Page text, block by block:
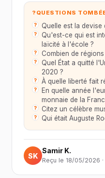
? QUESTIONS
Quelle est la devise
Qu'est-ce qui est
laïcité à l'école ?
Combien de
Quel État a quitté
2020 ?
À quelle liberté fait
En quelle année
monnaie de la
Citez un célèbre
Qui était Auguste
SK
Samir K.
Reçu le 18/05/2026